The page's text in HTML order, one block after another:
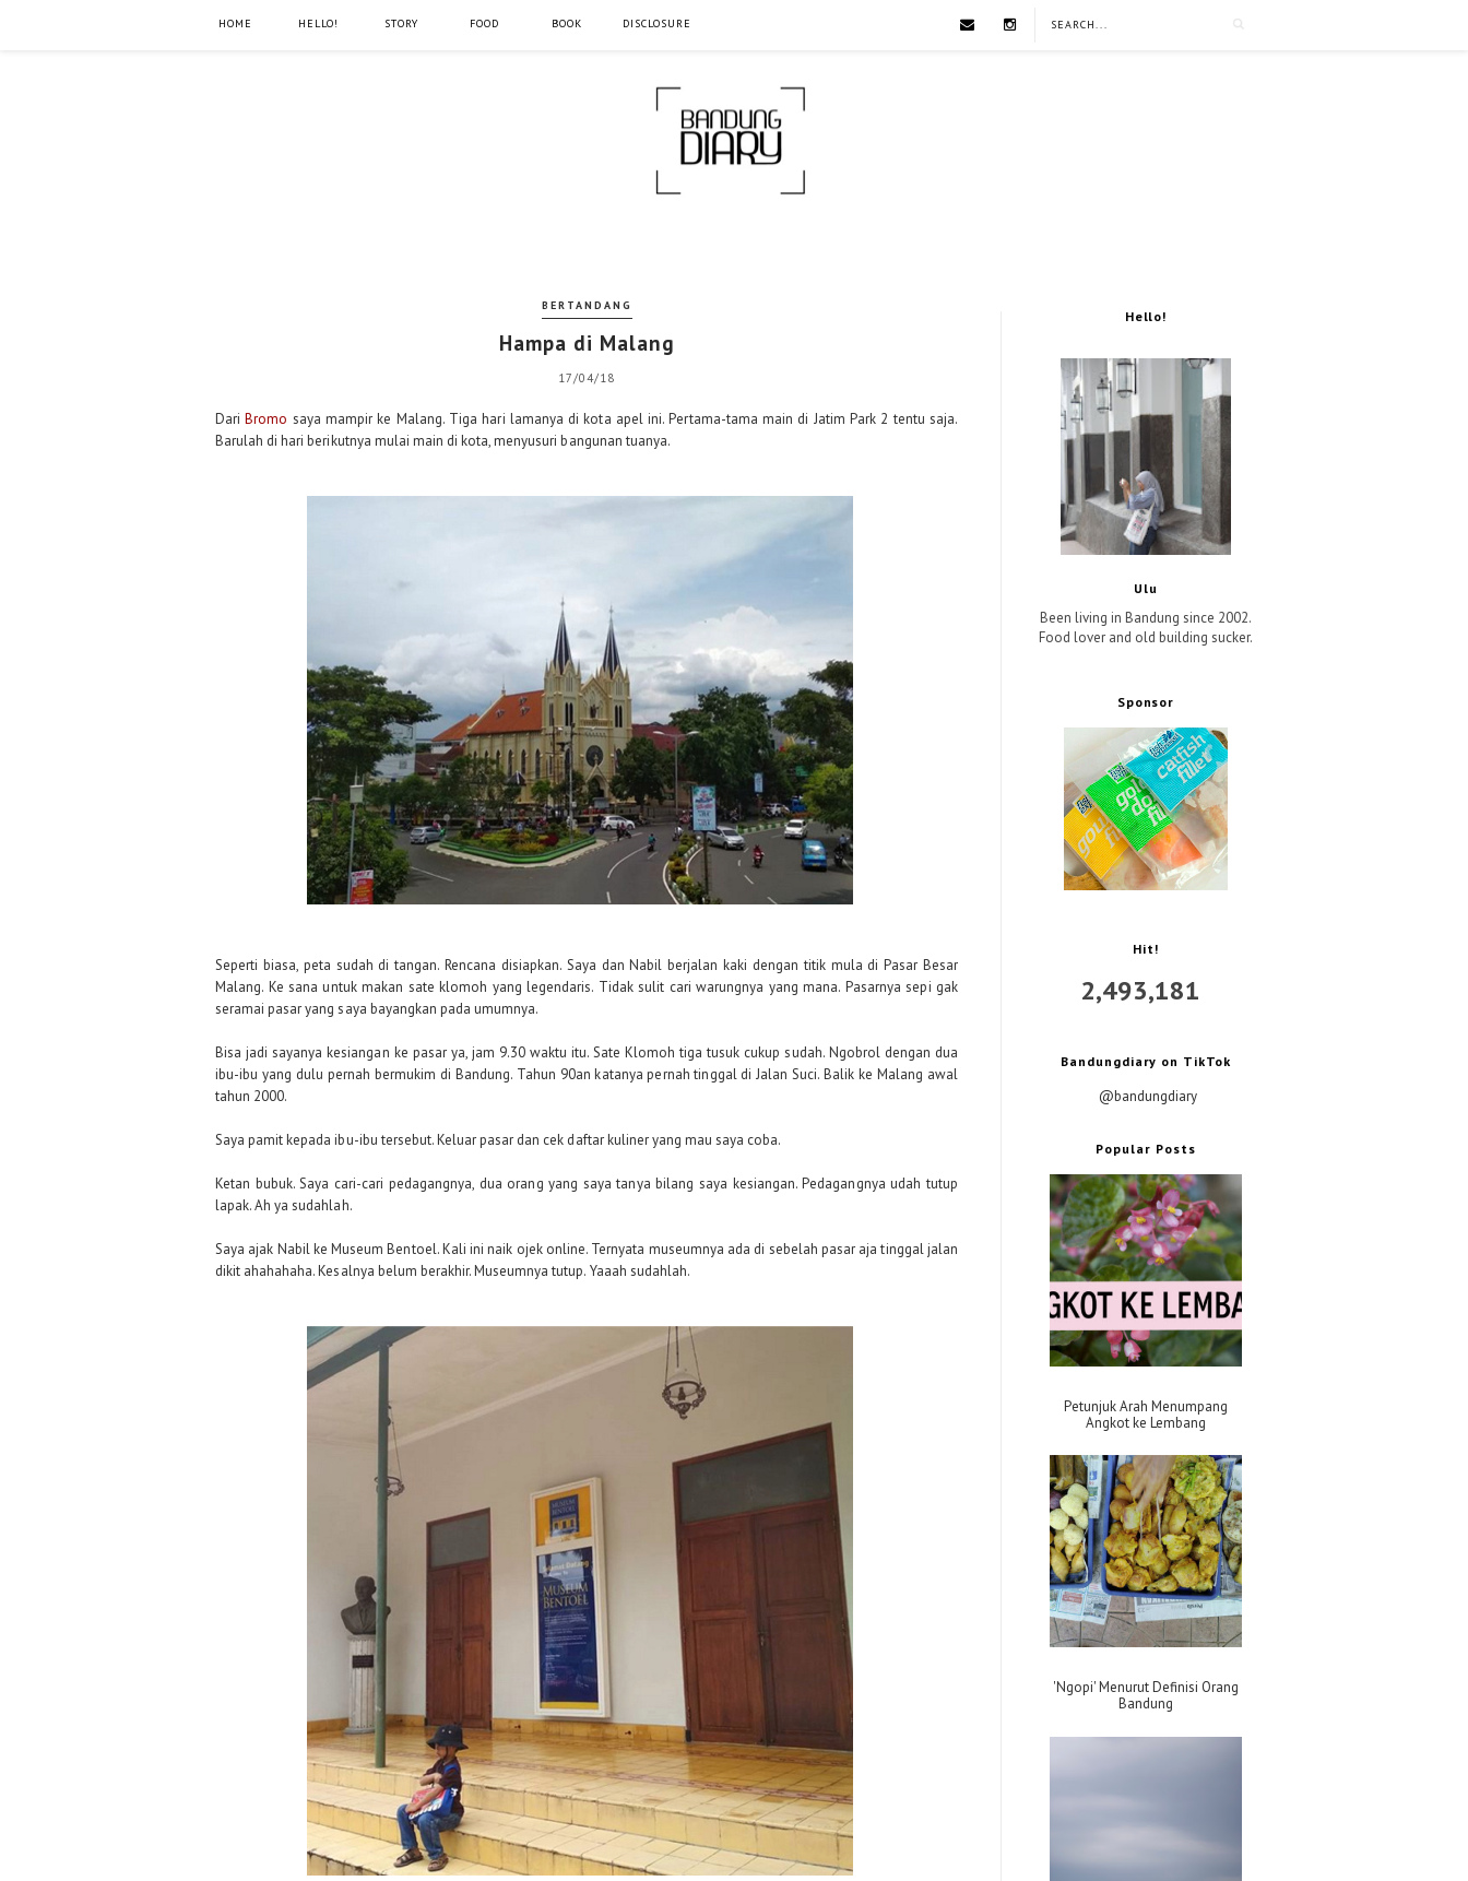
HOME HELLO! STORY FOOD BOOK DISCLOSURE
BERTANDANG
Hampa di Malang
17/04/18
DariBromo saya mampir ke Malang. Tiga hari lamanya di kota apel ini. Pertama-tama main di Jatim Park 2 tentu saja.
Barulah di hari berikutnya mulai main di kota, menyusuri bangunan tuanya.
Seperti biasa, peta sudah di tangan. Rencana disiapkan. Saya dan Nabil berjalan kaki dengan titik mula di Pasar Besar
Malang. Ke sana untuk makan sate klomoh yang legendaris. Tidak sulit cari warungnya yang mana. Pasarnya sepi gak
seramai pasar yang saya bayangkan pada umumnya.
Bisa jadi sayanya kesiangan ke pasar ya, jam 9.30 waktu itu. Sate Klomoh tiga tusuk cukup sudah. Ngobrol dengan dua
ibu-ibu yang dulu pernah bermukim di Bandung. Tahun 90an katanya pernah tinggal di Jalan Suci. Balik ke Malang awal
tahun 2000.
Saya pamit kepada ibu-ibu tersebut. Keluar pasar dan cek daftar kuliner yang mau saya coba.
Ketan bubuk. Saya cari-cari pedagangnya, dua orang yang saya tanya bilang saya kesiangan. Pedagangnya udah tutup
lapak. Ah ya sudahlah.
Saya ajak Nabil ke Museum Bentoel. Kali ini naik ojek online. Ternyata museumnya ada di sebelah pasar aja tinggal jalan
dikit ahahahaha. Kesalnya belum berakhir. Museumnya tutup. Yaaah sudahlah.
Hello!
Ulu
Been living in Bandung since 2002.
Food lover and old building sucker.
Sponsor
Hit!
2,493,181
Bandungdiary on TikTok
@bandungdiary
Popular Posts
Petunjuk Arah Menumpang
Angkot ke Lembang
'Ngopi' Menurut Definisi Orang
Bandung